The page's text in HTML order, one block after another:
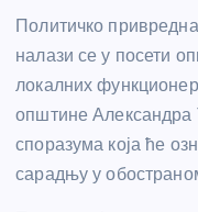
Политичко
налази се у посети
локалних
општине
споразума која ће
сарадњу у